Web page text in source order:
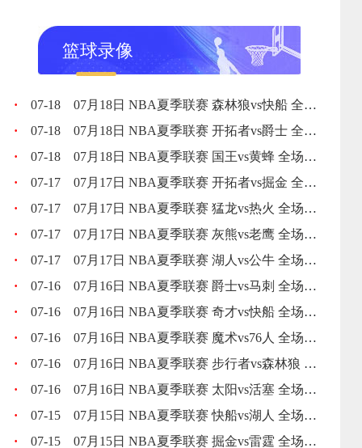
篮球录像
· 07-18
07月18日 NBA夏季联赛 森林狼vs快船 全场录像回放
·
07-18
07月18日 NBA夏季联赛 开拓者vs爵士 全场录像回放
·
07-18
07月18日 NBA夏季联赛 国王vs黄蜂 全场录像回放
·
07-17
07月17日 NBA夏季联赛 开拓者vs掘金 全场录像回放
·
07-17
07月17日 NBA夏季联赛 猛龙vs热火 全场录像回放
·
07-17
07月17日 NBA夏季联赛 灰熊vs老鹰 全场录像回放
·
07-17
07月17日 NBA夏季联赛 湖人vs公牛 全场录像回放
·
07-16
07月16日 NBA夏季联赛 爵士vs马刺 全场录像回放
·
07-16
07月16日 NBA夏季联赛 奇才vs快船 全场录像回放
·
07-16
07月16日 NBA夏季联赛 魔术vs76人 全场录像回放
·
07-16
07月16日 NBA夏季联赛 步行者vs森林狼 全场录像回放
·
07-16
07月16日 NBA夏季联赛 太阳vs活塞 全场录像回放
·
07-15
07月15日 NBA夏季联赛 快船vs湖人 全场录像回放
·
07-15
07月15日 NBA夏季联赛 掘金vs雷霆 全场录像回放